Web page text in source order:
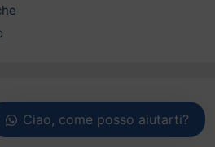
Ciao, come posso aiutarti?